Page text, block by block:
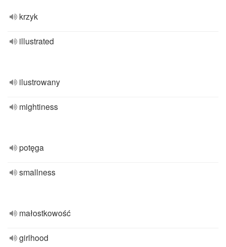
krzyk
illustrated
ilustrowany
mightiness
potęga
smallness
małostkowość
girlhood